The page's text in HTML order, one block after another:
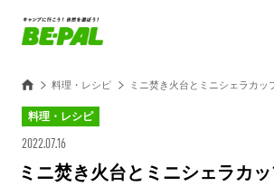
料理・レシピ ミニ焚き火台とミニシェラカ
料理・レシピ
2022.07.16
ミニ焚き火台とミニシェラカ